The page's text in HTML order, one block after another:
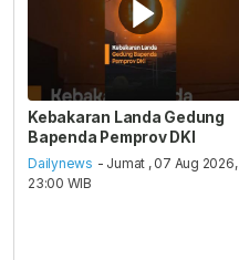
Kebakaran Landa Gedung
Bapenda Pemprov DKI
Dailynews - Jumat , 07 Aug 2026,
23:00 WIB